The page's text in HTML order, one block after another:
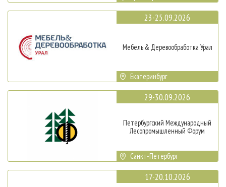
23-25.09.2026
Мебель & Деревообработка Урал
Екатеринбург
29-30.09.2026
Петербургский Международный
Лесопромышленный Форум
Санкт-Петербург
17-20.10.2026